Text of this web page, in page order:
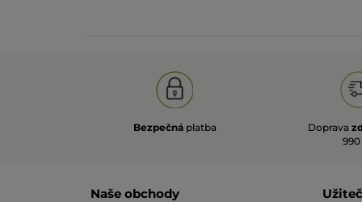
Bezpečná platba Doprava
990
Naše obchody